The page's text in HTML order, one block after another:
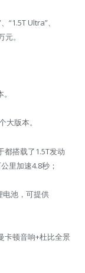
“1.5T Ultra”、
。
大版本。
都搭载了1.5T发动
里加速4.8秒；
电池，可提供
卡顿音响+杜比全景